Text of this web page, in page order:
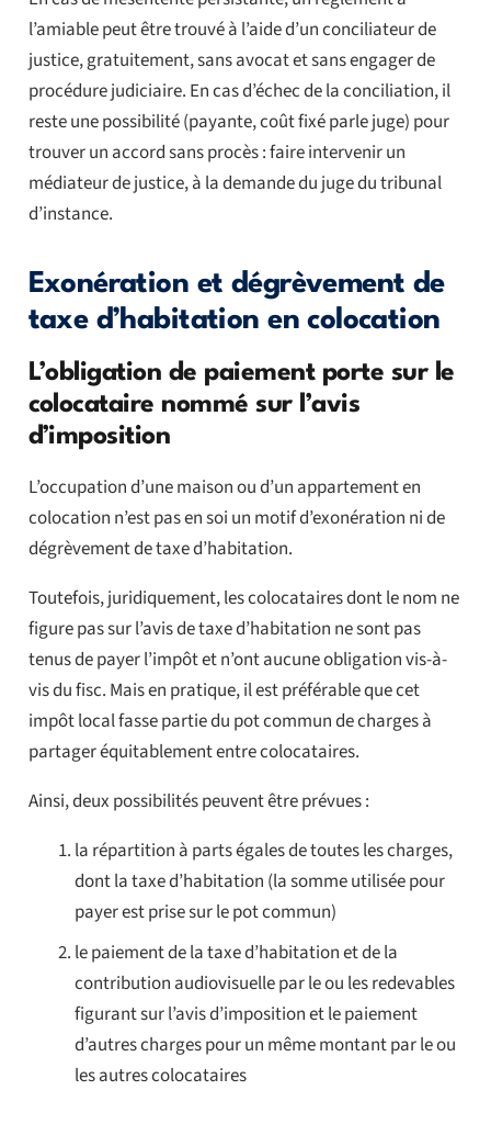
l’amiable peut être trouvé à l’aide d’un conciliateur de
justice, gratuitement, sans avocat et sans engager de
procédure judiciaire. En cas d’échec de la conciliation, il
reste une possibilité (payante, coût fixé parle juge) pour
trouver un accord sans procès : faire intervenir un
médiateur de justice, à la demande du juge du tribunal
d’instance.
Exonération et dégrèvement de
taxe d’habitation en colocation
L’obligation de paiement porte sur le
colocataire nommé sur l’avis
d’imposition
L’occupation d’une maison ou d’un appartement en
colocation n’est pas en soi un motif d’exonération ni de
dégrèvement de taxe d’habitation.
Toutefois, juridiquement, les colocataires dont le nom ne
figure pas sur l’avis de taxe d’habitation ne sont pas
tenus de payer l’impôt et n’ont aucune obligation vis-à-
vis du fisc. Mais en pratique, il est préférable que cet
impôt local fasse partie du pot commun de charges à
partager équitablement entre colocataires.
Ainsi, deux possibilités peuvent être prévues :
la répartition à parts égales de toutes les charges,
dont la taxe d’habitation (la somme utilisée pour
payer est prise sur le pot commun)
le paiement de la taxe d’habitation et de la
contribution audiovisuelle par le ou les redevables
figurant sur l’avis d’imposition et le paiement
d’autres charges pour un même montant par le ou
les autres colocataires